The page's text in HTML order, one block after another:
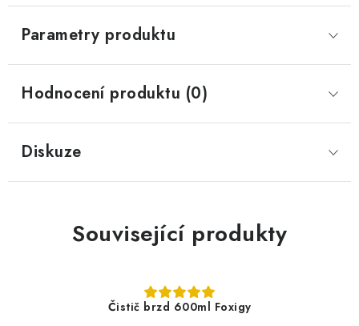
Parametry produktu
Hodnocení produktu (0)
Diskuze
Související produkty
Čistič brzd 600ml Foxigy